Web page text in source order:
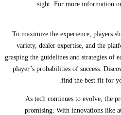
sight. For more information
To maximize the experience, players
variety, dealer expertise, and the
grasping the guidelines and strategies of
player’s probabilities of success.
find the best fit for
.
As tech continues to evolve, the
promising. With innovations like